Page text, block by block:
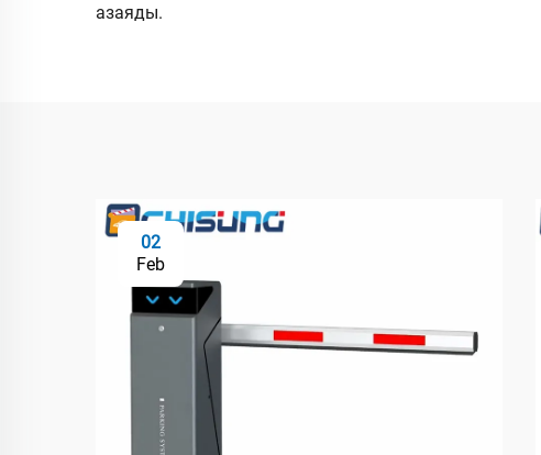
азаяды.
02
Feb